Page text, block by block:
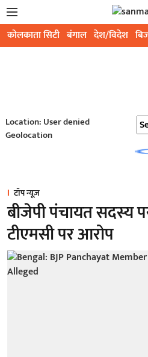
कोलकाता सिटी बंगाल देश/विदेश
Location: User denied
Geolocation
टॉप न्यूज़
बीजेपी पंचायत सदस्य
टीएमसी पर आरोप